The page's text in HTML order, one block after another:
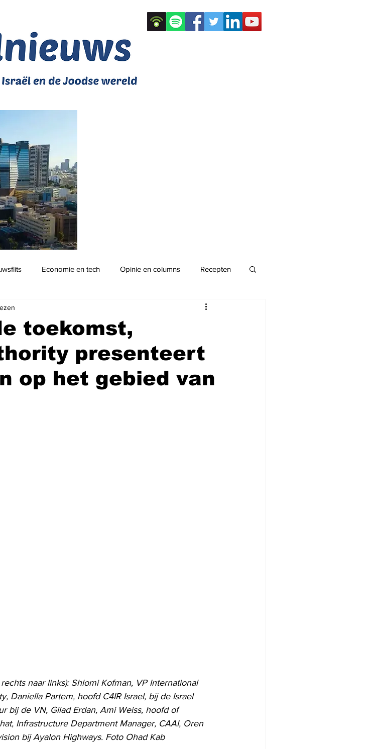
Economie en tech Opinie en columns Recepten
toekomst,
presenteert
op het gebied van
naar links): Shlomi Kofman, VP International
Daniella Partem, hoofd C4IR Israel, bij de Israel
bij de VN, Gilad Erdan, Ami Weiss, hoofd of
Infrastructure Department Manager, CAAI, Oren
bij Ayalon Highways. Foto Ohad Kab